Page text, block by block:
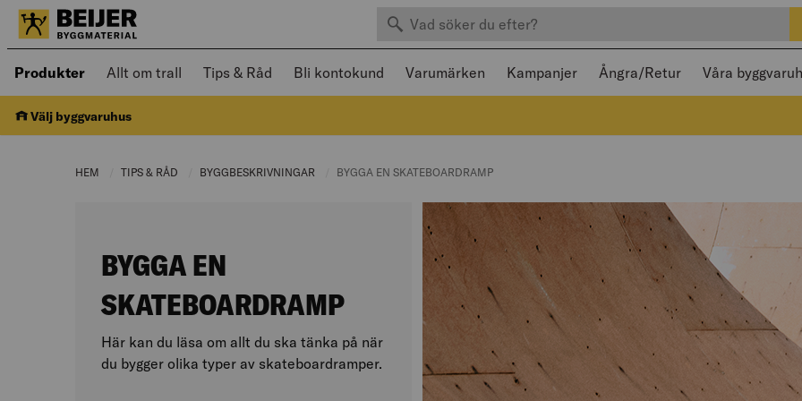
Sök efter produkter
Produkter Öppnad meny kan navigeras med piltangenter och stängas med Escape
Allt om trall Tips & Råd Bli kontokund Varumärken Kampanjer Ångra/Retur Våra
Välj byggvaruhus
HEM TIPS & RÅD CURRENT PAGE:
BYGGBESKRIVNINGAR CURRENT PAGE:
CURRENT PAGE:
BYGGA EN SKATEBOARDRAMP
BYGGA EN
SKATEBOARDRAMP
Här kan du läsa om allt du ska tänka på när
du bygger olika typer av skateboardramper.